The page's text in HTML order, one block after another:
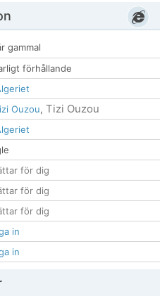
gammal
förhållande
Ouzou, Tizi Ouzou
för dig
för dig
för dig
in
in